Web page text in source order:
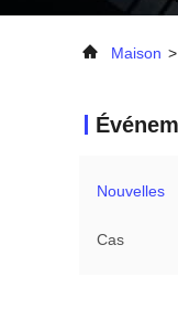
Maison >
Nouvelles
Cas